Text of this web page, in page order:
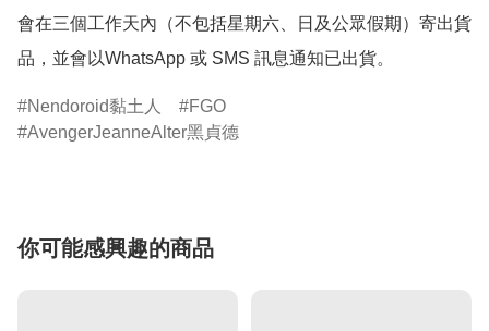
會在三個工作天內（不包括星期六、日及公眾假期）寄出貨
品，並會以WhatsApp 或 SMS 訊息通知已出貨。
Nendoroid黏土人
FGO
AvengerJeanneAlter黑貞德
你可能感興趣的商品